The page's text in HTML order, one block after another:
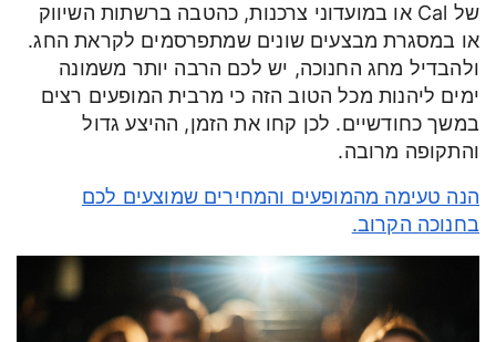
של Cal או במועדוני צרכנות, כהטבה ברשתות השיווק
או במסגרת מבצעים שונים שמתפרסמים לקראת החג.
ולהבדיל מחג החנוכה, יש לכם הרבה יותר משמונה
ימים ליהנות מכל הטוב הזה כי מרבית המופעים רצים
במשך כחודשיים. לכן קחו את הזמן, ההיצע גדול
והתקופה מרובה.
הנה טעימה מהמופעים והמחירים שמוצעים לכם
בחנוכה הקרוב.